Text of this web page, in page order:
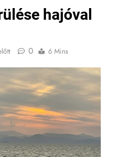
hajóval
0 6 Mins